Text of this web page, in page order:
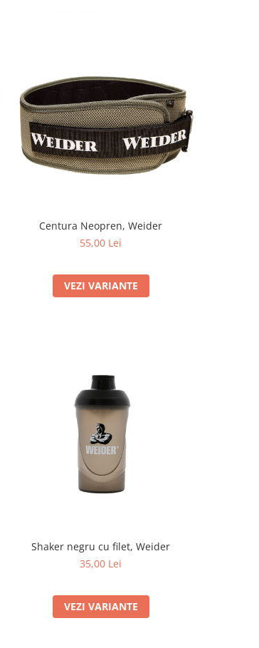
Centura Neopren, Weider
55,00 Lei
VEZI VARIANTE
Shaker negru cu filet, Weider
35,00 Lei
VEZI VARIANTE